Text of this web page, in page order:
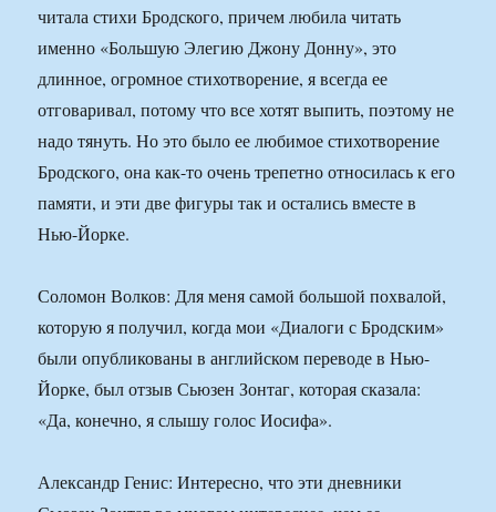
читала стихи Бродского, причем любила читать
именно «Большую Элегию Джону Донну», это
длинное, огромное стихотворение, я всегда ее
отговаривал, потому что все хотят выпить, поэтому не
надо тянуть. Но это было ее любимое стихотворение
Бродского, она как-то очень трепетно относилась к его
памяти, и эти две фигуры так и остались вместе в
Нью-Йорке.
Соломон Волков: Для меня самой большой похвалой,
которую я получил, когда мои «Диалоги с Бродским»
были опубликованы в английском переводе в Нью-
Йорке, был отзыв Сьюзен Зонтаг, которая сказала:
«Да, конечно, я слышу голос Иосифа».
Александр Генис: Интересно, что эти дневники